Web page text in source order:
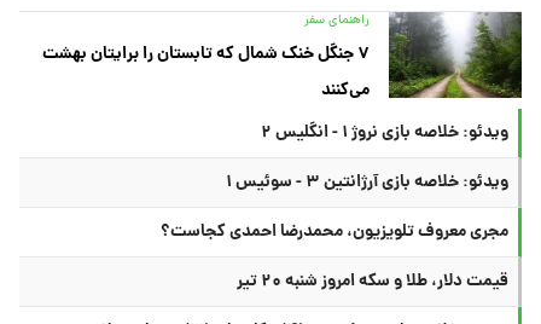
راهنمای سفر
۷ جنگل خنک شمال که تابستان را برایتان بهشت
می‌کنند
ویدئو: خلاصه بازی نروژ ۱ - انگلیس ۲
ویدئو: خلاصه بازی آرژانتین ۳ - سوئیس ۱
مجری معروف تلویزیون، محمدرضا احمدی کجاست؟
قیمت دلار، طلا و سکه امروز شنبه ۲۰ تیر